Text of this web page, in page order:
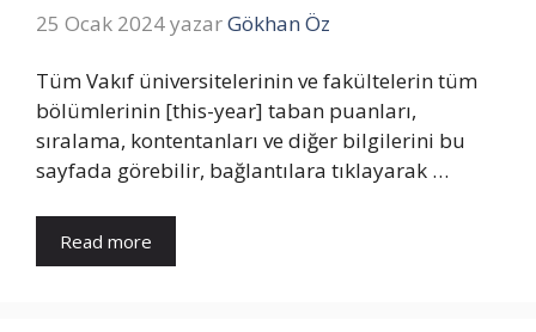
25 Ocak 2024yazarGökhan Öz
Tüm Vakıf üniversitelerinin ve fakültelerin tüm
bölümlerinin [this-year] taban puanları,
sıralama, kontentanları ve diğer bilgilerini bu
sayfada görebilir, bağlantılara tıklayarak …
Read more